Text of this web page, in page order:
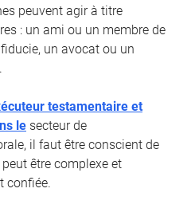
peuvent agir à titre
: un ami ou un membre de
un avocat ou un
testamentaire et
le secteur de
il faut être conscient de
être complexe et
confiée.